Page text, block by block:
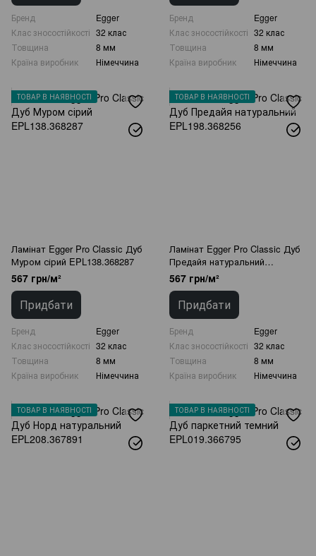
Бренд
Egger
Клас зносостійкості 32 клас
Товщина
8 мм
Країна виробник
Німеччина
Бренд
Egger
Клас зносостійкості 32 клас
Товщина
8 мм
Країна виробник
Німеччина
ТОВАР В НАЯВНОСТІ
Ламінат Egger Pro Classic Дуб
Муром сірий EPL138.368287
567 грн/м²
Придбати
Бренд
Egger
Клас зносостійкості 32 клас
Товщина
8 мм
Країна виробник
Німеччина
ТОВАР В НАЯВНОСТІ
Ламінат Egger Pro Classic Дуб
Предайя натуральний
EPL198.368256
567 грн/м²
Придбати
Бренд
Egger
Клас зносостійкості 32 клас
Товщина
8 мм
Країна виробник
Німеччина
ТОВАР В НАЯВНОСТІ ТОВАР В НАЯВНОСТІ